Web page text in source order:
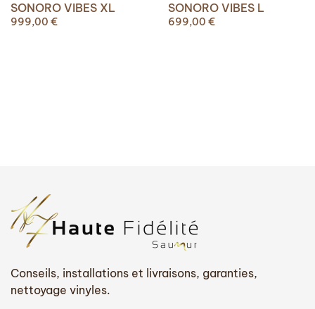
SONORO VIBES XL
999,00 €
SONORO VIBES L
699,00 €
Conseils, installations et livraisons, garanties,
nettoyage vinyles.